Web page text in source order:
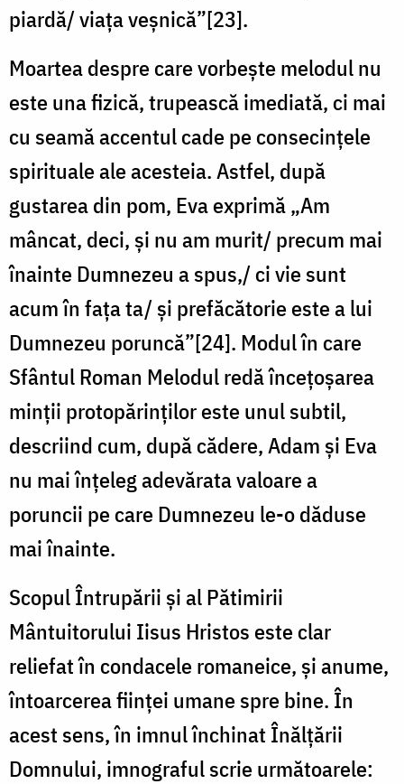
piardă/ viața veșnică”[23].
Moartea despre care vorbește melodul nu
este una fizică, trupească imediată, ci mai
cu seamă accentul cade pe consecințele
spirituale ale acesteia. Astfel, după
gustarea din pom, Eva exprimă „Am
mâncat, deci, și nu am murit/ precum mai
înainte Dumnezeu a spus,/ ci vie sunt
acum în fața ta/ și prefăcătorie este a lui
Dumnezeu poruncă”[24]. Modul în care
Sfântul Roman Melodul redă încețoșarea
minții protopărinților este unul subtil,
descriind cum, după cădere, Adam și Eva
nu mai înțeleg adevărata valoare a
poruncii pe care Dumnezeu le-o dăduse
mai înainte.
Scopul Întrupării și al Pătimirii
Mântuitorului Iisus Hristos este clar
reliefat în condacele romaneice, și anume,
întoarcerea ființei umane spre bine. În
acest sens, în imnul închinat Înălțării
Domnului, imnograful scrie următoarele: